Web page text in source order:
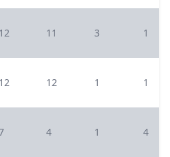
12 11 3 1
12 12 1 1
4 1 4